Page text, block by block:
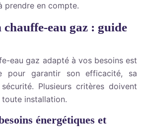
prendre en compte.
eau gaz : guide
eau gaz adapté à vos besoins est
pour garantir son efficacité, sa
Plusieurs critères doivent
installation.
énergétiques et